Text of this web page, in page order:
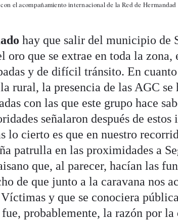
el acompañamiento internacional de la Red de
hay que salir del municipio de
oro que se extrae en toda la zona,
y de difícil tránsito. En cuanto
rural, la presencia de las AGC se
con las que este grupo hace
señalaron después de estos
lo cierto es que en nuestro
patrulla en las proximidades a
que, al parecer, hacían las
de que junto a la caravana nos
y que se conociera
probablemente, la razón por la